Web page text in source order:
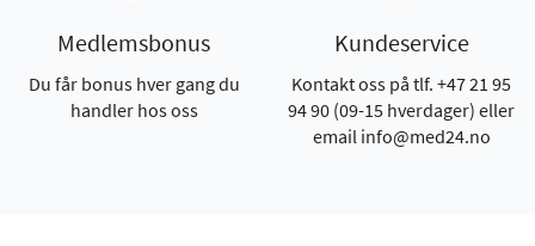
Medlemsbonus
Du får bonus hver gang du
handler hos oss
Kundeservice
Kontakt oss på tlf. +47 21 95
94 90 (09-15 hverdager) eller
email info@med24.no